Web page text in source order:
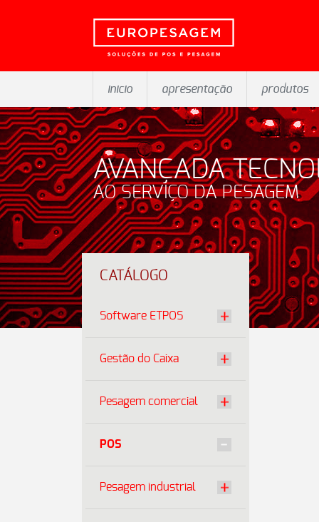
inicio apresentação produtos
AVANÇADA
AO SERVIÇO DA PESAGEM
CATÁLOGO
Software ETPOS
Gestão do Caixa
Pesagem comercial
POS
Pesagem industrial